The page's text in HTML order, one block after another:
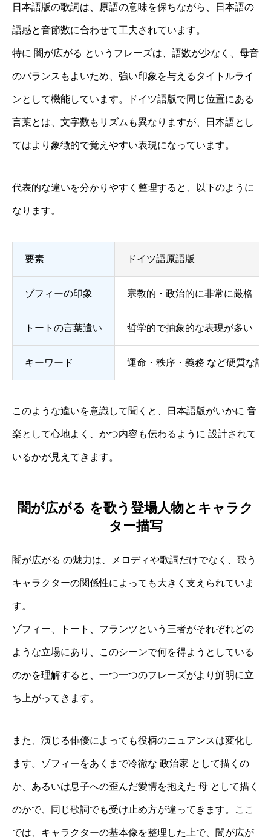
日本語版の歌詞は、原語の意味を保ちながら、日本語の
語感と音節数に合わせて工夫されています。
特に 闇が広がる というフレーズは、語数が少なく、母音
のバランスもよいため、強い印象を与えるタイトルライ
ンとして機能しています。ドイツ語版で同じ位置にある
言葉とは、文字数もリズムも異なりますが、日本語とし
てはより象徴的で覚えやすい表現になっています。
代表的な違いを分かりやすく整理すると、以下のように
なります。
要素 ドイツ語原語版
ゾフィーの印象 宗教的・政治的に非常に厳格
トートの言葉遣い 哲学的で抽象的な表現が多い
キーワード 運命・秩序・義務 など硬質な語
このような違いを意識して聞くと、日本語版がいかに 音
楽として心地よく、かつ内容も伝わるように 設計されて
いるかが見えてきます。
闇が広がる を歌う登場人物とキャラク
ター描写
闇が広がる の魅力は、メロディや歌詞だけでなく、歌う
キャラクターの関係性によっても大きく支えられていま
す。
ゾフィー、トート、フランツという三者がそれぞれどの
ような立場にあり、このシーンで何を得ようとしている
のかを理解すると、一つ一つのフレーズがより鮮明に立
ち上がってきます。
また、演じる俳優によっても役柄のニュアンスは変化し
ます。ゾフィーをあくまで冷徹な 政治家 として描くの
か、あるいは息子への歪んだ愛情を抱えた 母 として描く
のかで、同じ歌詞でも受け止め方が違ってきます。ここ
では、キャラクターの基本像を整理した上で、闇が広が